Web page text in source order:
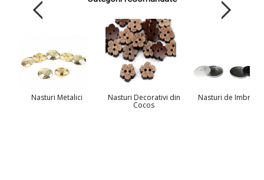
Nasturi Metalici Nasturi Decorativi din
Cocos
Nasturi de Imbracat